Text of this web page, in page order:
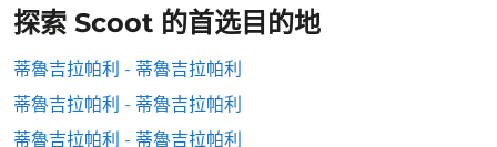
探索 Scoot 的首选目的地
蒂魯吉拉帕利 - 蒂魯吉拉帕利
蒂魯吉拉帕利 - 蒂魯吉拉帕利
蒂魯吉拉帕利 - 蒂魯吉拉帕利